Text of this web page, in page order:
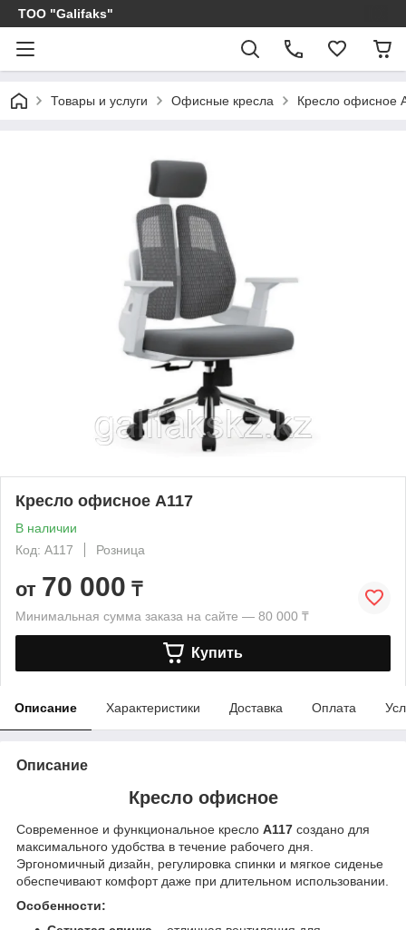
ТОО "Galifaks"
Товары и услуги Офисные кресла Кресло офисное
Кресло офисное A117
В наличии
Код: A117
Розница
от 70 000 ₸
Минимальная сумма заказа на сайте — 80 000 ₸
Купить
Описание Характеристики Доставка Оплата
Описание
Кресло офисное
Современное и функциональное кресло A117 создано для
максимального удобства в течение рабочего дня.
Эргономичный дизайн, регулировка спинки и мягкое сиденье
обеспечивают комфорт даже при длительном использовании.
Особенности: